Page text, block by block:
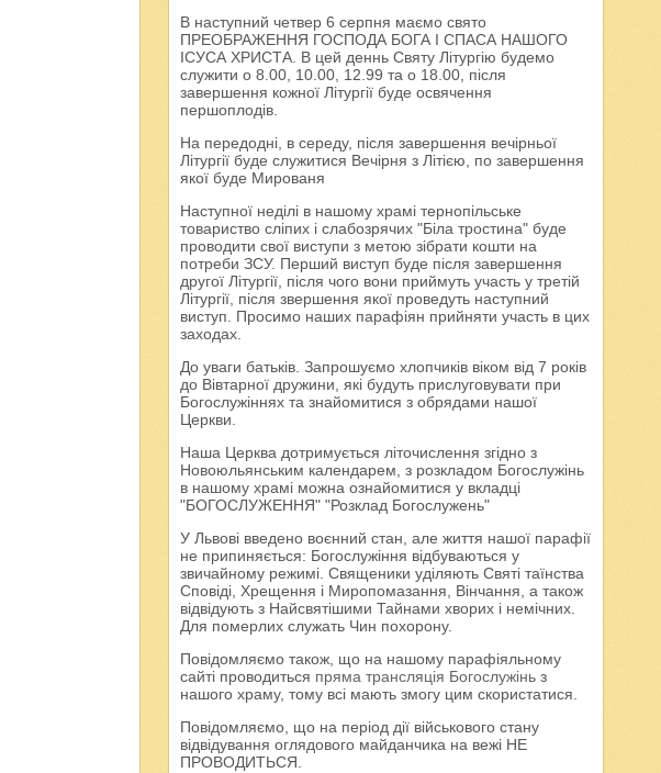
В наступний четвер 6 серпня маємо свято
ПРЕОБРАЖЕННЯ ГОСПОДА БОГА І СПАСА НАШОГО
ІСУСА ХРИСТА. В цей деннь Святу Літургію будемо
служити о 8.00, 10.00, 12.99 та о 18.00, після
завершення кожної Літургії буде освячення
першоплодів.
На передодні, в середу, після завершення вечірньої
Літургії буде служитися Вечірня з Літією, по завершення
якої буде Мированя
Наступної неділі в нашому храмі тернопільське
товариство сліпих і слабозрячих "Біла тростина" буде
проводити свої виступи з метою зібрати кошти на
потреби ЗСУ. Перший виступ буде після завершення
другої Літургії, після чого вони приймуть участь у третій
Літургії, після звершення якої проведуть наступний
виступ. Просимо наших парафіян прийняти участь в цих
заходах.
До уваги батьків. Запрошуємо хлопчиків віком від 7 років
до Вівтарної дружини, які будуть прислуговувати при
Богослужіннях та знайомитися з обрядами нашої
Церкви.
Наша Церква дотримується літочислення згідно з
Новоюльянським календарем, з розкладом Богослужінь
в нашому храмі можна ознайомитися у вкладці
"БОГОСЛУЖЕННЯ" "Розклад Богослужень"
У Львові введено воєнний стан, але життя нашої парафії
не припиняється: Богослужіння відбуваються у
звичайному режимі. Священики уділяють Святі таїнства
Сповіді, Хрещення і Миропомазання, Вінчання, а також
відвідують з Найсвятішими Тайнами хворих і немічних.
Для померлих служать Чин похорону.
Повідомляємо також, що на нашому парафіяльному
сайті проводиться пряма трансляція Богослужінь з
нашого храму, тому всі мають змогу цим скористатися.
Повідомляємо, що на період дії військового стану
відвідування оглядового майданчика на вежі НЕ
ПРОВОДИТЬСЯ.